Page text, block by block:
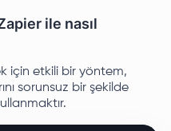
ile nasıl
için etkili bir yöntem,
sorunsuz bir şekilde